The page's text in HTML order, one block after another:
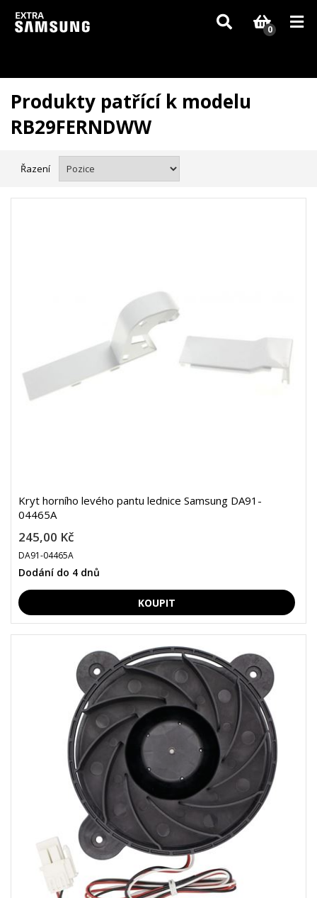
Vzhledem k aktuální situaci se může dodání dílů, které nejsou skladem,
zpozdit. Děkujeme za pochopení.
0
Produkty patřící k modelu
RB29FERNDWW
Řazení
Kryt horního levého pantu lednice Samsung DA91-
04465A
245,00 Kč
DA91-04465A
Dodání do 4 dnů